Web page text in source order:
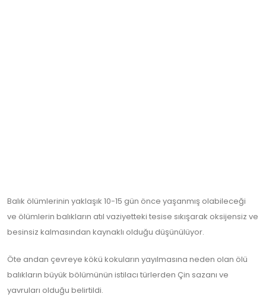
Balık ölümlerinin yaklaşık 10-15 gün önce yaşanmış olabileceği
ve ölümlerin balıkların atıl vaziyetteki tesise sıkışarak oksijensiz ve
besinsiz kalmasından kaynaklı olduğu düşünülüyor.
Öte andan çevreye kökü kokuların yayılmasına neden olan ölü
balıkların büyük bölümünün istilacı türlerden Çin sazanı ve
yavruları olduğu belirtildi.